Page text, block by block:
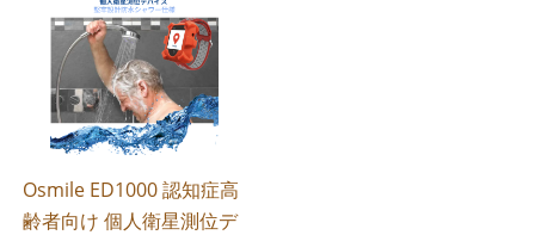
Osmile ED1000 認知症高
齢者向け 個人衛星測位デ